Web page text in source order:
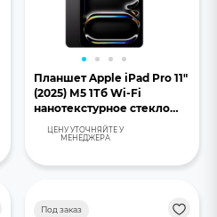
Планшет Apple iPad Pro 11"
(2025) М5 1Тб Wi-Fi
нанотекстурное стекло
«черный космос»
ЦЕНУ УТОЧНЯЙТЕ У
МЕНЕДЖЕРА
Под заказ